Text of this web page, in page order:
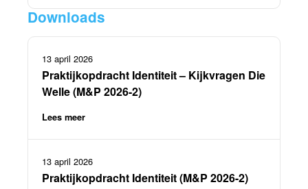
Downloads
13 april 2026
Praktijkopdracht Identiteit – Kijkvragen Die
Welle (M&P 2026-2)
Lees meer
13 april 2026
Praktijkopdracht Identiteit (M&P 2026-2)